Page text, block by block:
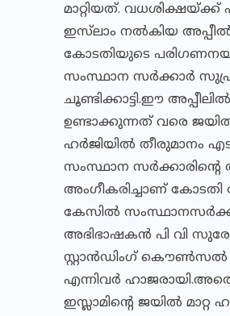
മാറ്റിയത്.
ഇസ്‌ലാം നൽകിയ അപ്പീൽ
കോടതിയുടെ
സംസ്ഥാന സർക്കാർ
ചൂണ്ടിക്കാട്ടി.ഈ
ഉണ്ടാക്കുന്നത് വരെ ജയിൽ
ഹർജിയിൽ തീരുമാനം
സംസ്ഥാന
അംഗീകരിച്ചാണ് കോടതി
കേസിൽ
അഭിഭാഷകൻ പി വി
സ്റ്റാൻഡിംഗ് കൌൺസൽ
എന്നിവർ
ഇസ്ലാമിൻ്റെ ജയിൽ